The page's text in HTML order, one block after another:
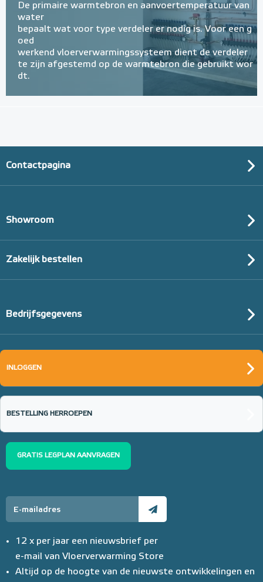
De primaire warmtebron en aanvoertemperatuur van
water
bepaalt wat voor type verdeler er nodig is. Voor een g
oed
werkend vloerverwarmingssysteem dient de verdeler
te zijn afgestemd op de warmtebron die gebruikt wor
dt.
Contactpagina
Showroom
Zakelijk bestellen
Bedrijfsgegevens
INLOGGEN
BESTELLING HERROEPEN
GRATIS LEGPLAN AANVRAGEN
12 x per jaar een nieuwsbrief per
e-mail van Vloerverwarming Store
Altijd op de hoogte van de nieuwste ontwikkelingen en